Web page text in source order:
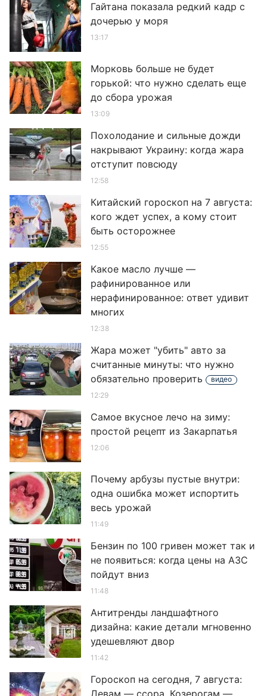
Гайтана показала редкий кадр с
дочерью у моря
13:17
Морковь больше не будет
горькой: что нужно сделать еще
до сбора урожая
13:09
Похолодание и сильные дожди
накрывают Украину: когда жара
отступит повсюду
12:58
Китайский гороскоп на 7 августа:
кого ждет успех, а кому стоит
быть осторожнее
12:55
Какое масло лучше —
рафинированное или
нерафинированное: ответ удивит
многих
12:38
Жара может "убить" авто за
считанные минуты: что нужно
обязательно проверить
видео
12:29
Самое вкусное лечо на зиму:
простой рецепт из Закарпатья
12:06
Почему арбузы пустые внутри:
одна ошибка может испортить
весь урожай
11:49
Бензин по 100 гривен может так и
не появиться: когда цены на АЗС
пойдут вниз
11:48
Антитренды ландшафтного
дизайна: какие детали мгновенно
удешевляют двор
11:42
Гороскоп на сегодня, 7 августа:
Девам — ссора, Козерогам —